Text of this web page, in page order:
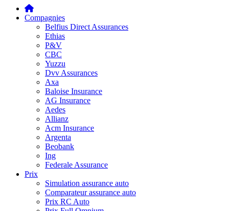
Compagnies
Belfius Direct Assurances
Ethias
P&V
CBC
Yuzzu
Dvv Assurances
Axa
Baloise Insurance
AG Insurance
Aedes
Allianz
Acm Insurance
Argenta
Beobank
Ing
Federale Assurance
Prix
Simulation assurance auto
Comparateur assurance auto
Prix RC Auto